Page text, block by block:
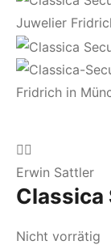
Erwin Sattler
Classica
Nicht vorrätig